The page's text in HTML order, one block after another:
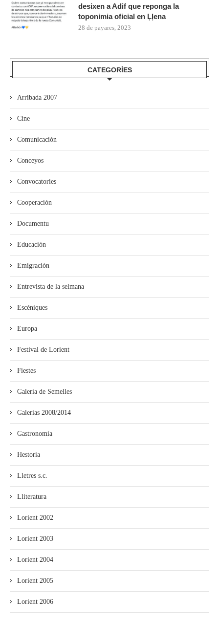
desixen a Adif que reponga la
toponimia oficial en Ḷḷena
28 de payares, 2023
CATEGORÍES
Arribada 2007
Cine
Comunicación
Conceyos
Convocatories
Cooperación
Documentu
Educación
Emigración
Entrevista de la selmana
Escéniques
Europa
Festival de Lorient
Fiestes
Galería de Semelles
Galerías 2008/2014
Gastronomía
Hestoria
Lletres s.c.
Lliteratura
Lorient 2002
Lorient 2003
Lorient 2004
Lorient 2005
Lorient 2006